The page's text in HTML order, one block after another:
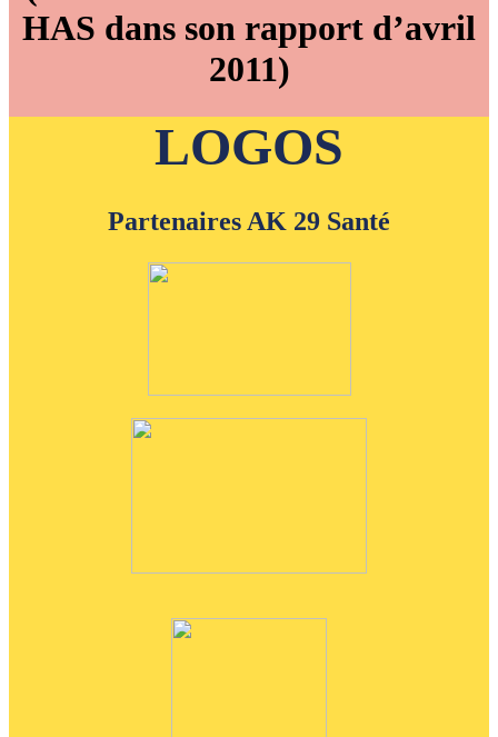
HAS dans son rapport d’avril
2011)
LOGOS
Partenaires AK 29 Santé